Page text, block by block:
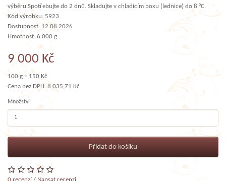
výběru.Spotřebujte do 2 dnů. Skladujte v chladícím boxu (lednice) do 8 °C.
Kód výrobku: 5923
Dostupnost: 12.08.2026
Hmotnost: 6 000 g
9 000 Kč
100 g = 150 Kč
Cena bez DPH: 8 035,71 Kč
Množství
Přidat do košíku
0 recenzí/ Napsat recenzi